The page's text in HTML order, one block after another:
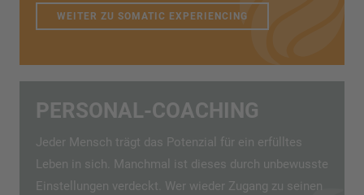
WEITER ZU SOMATIC EXPERIENCING
PERSONAL-COACHING
Jeder Mensch trägt das Potenzial für ein erfülltes
Leben in sich. Manchmal ist dieses durch unbewusste
Einstellungen verdeckt. Wer wieder Zugang zu seinen